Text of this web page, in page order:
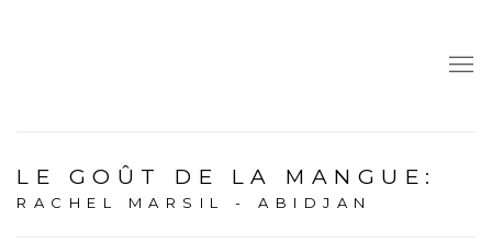
LE GOÛT DE LA MANGUE :
RACHEL MARSIL - ABIDJAN